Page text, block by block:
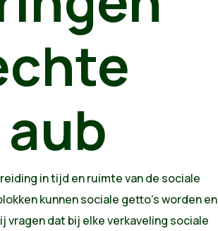
in tijd en ruimte van de sociale
kunnen sociale getto's worden en
vragen dat bij elke verkaveling sociale